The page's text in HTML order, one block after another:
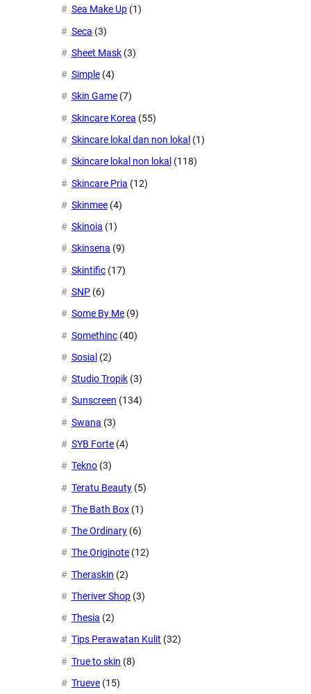
Sea Make Up (1)
Seca (3)
Sheet Mask (3)
Simple (4)
Skin Game (7)
Skincare Korea (55)
Skincare lokal dan non lokal (1)
Skincare lokal non lokal (118)
Skincare Pria (12)
Skinmee (4)
Skinoia (1)
Skinsena (9)
Skintific (17)
SNP (6)
Some By Me (9)
Somethinc (40)
Sosial (2)
Studio Tropik (3)
Sunscreen (134)
Swana (3)
SYB Forte (4)
Tekno (3)
Teratu Beauty (5)
The Bath Box (1)
The Ordinary (6)
The Originote (12)
Theraskin (2)
Theriver Shop (3)
Thesia (2)
Tips Perawatan Kulit (32)
True to skin (8)
Trueve (15)